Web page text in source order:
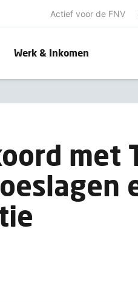
Actief voor de FNV
Werk & Inkomen
met